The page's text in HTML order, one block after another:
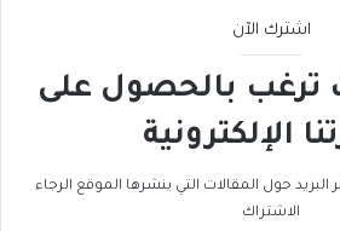
اشترك الآن
ترغب بالحصول على
الإلكترونية
حول المقالات التي ينشرها الموقع الرجاء
الاشتراك